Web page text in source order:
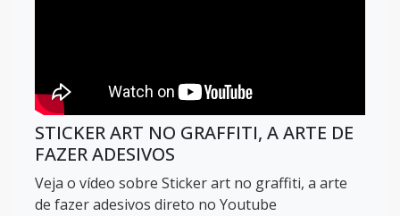
STICKER ART NO GRAFFITI, A ARTE DE
FAZER ADESIVOS
Veja o vídeo sobre Sticker art no graffiti, a arte
de fazer adesivos direto no Youtube